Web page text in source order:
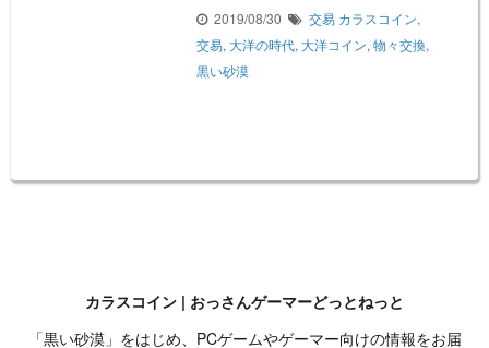
2019/08/30 交易 カラスコイン,
交易, 大洋の時代, 大洋コイン, 物々交換,
黒い砂漠
カラスコイン | おっさんゲーマーどっとねっと
「黒い砂漠」をはじめ、PCゲームやゲーマー向けの情報をお届